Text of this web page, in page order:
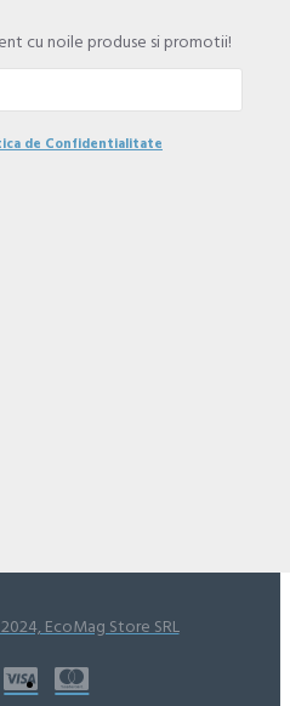
cu noile produse si promotii!
de Confidentialitate
EcoMag Store SRL